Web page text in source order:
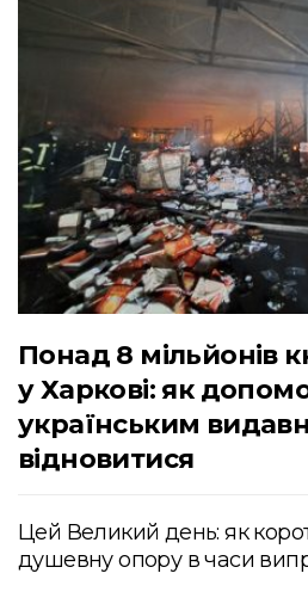
Понад 8 мільйонів
у Харкові: як
українським
відновитися
Цей Великий день: як
душевну опору в часи